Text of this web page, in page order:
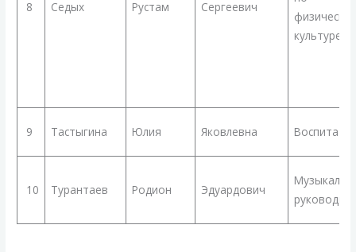
8 Седых Рустам Сергеевич
культуре
9 Тастыгина Юлия Яковлевна
10 Турантаев Родион Эдуардович